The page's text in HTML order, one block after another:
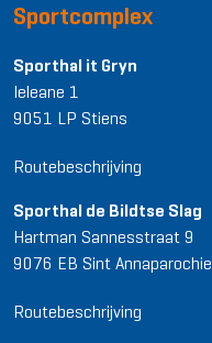
Sportcomplex
Sporthal it Gryn
Ieleane 1
9051 LP Stiens
Routebeschrijving
Sporthal de Bildtse Slag
Hartman Sannesstraat 9
9076 EB Sint Annaparochie
Routebeschrijving